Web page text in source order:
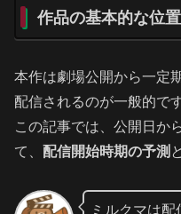
作品の基本的な位
本作は劇場公開から一定
配信されるのが一般的です
この記事では、公開日か
て、 配信開始時期の予測
ミルクマは